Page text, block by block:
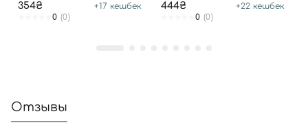
354₴ +17 кешбек
0 (0)
444₴ +22 кешбек
0 (0)
Отзывы